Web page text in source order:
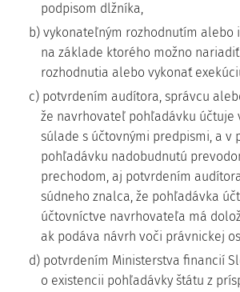
podpisom dlžníka,
b) vykonateľným rozhodnutím alebo
na základe ktorého možno
rozhodnutia alebo vykonať
c) potvrdením audítora, správcu
že navrhovateľ pohľadávku účtuje
súlade s účtovnými predpismi, a v
pohľadávku nadobudnutú
prechodom, aj potvrdením
súdneho znalca, že pohľadávka
účtovníctve navrhovateľa má
ak podáva návrh voči právnickej
d) potvrdením Ministerstva financií
o existencii pohľadávky štátu z